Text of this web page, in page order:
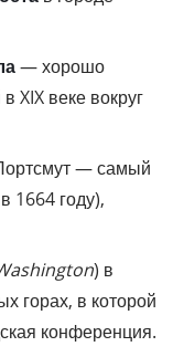
— хорошо
XIX веке вокруг
— самый
1664 году),
) в
горах, в которой
конференция.